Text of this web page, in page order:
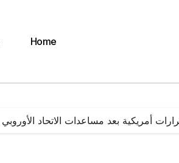
Home
أمريكية بعد مساعدات الاتحاد الأوروبي